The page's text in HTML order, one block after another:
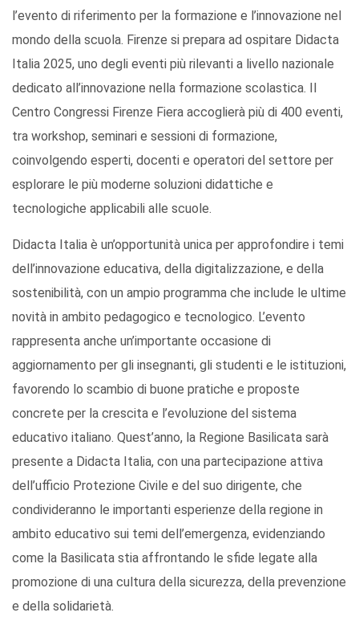
l’evento di riferimento per la formazione e l’innovazione nel
mondo della scuola. Firenze si prepara ad ospitare Didacta
Italia 2025, uno degli eventi più rilevanti a livello nazionale
dedicato all’innovazione nella formazione scolastica. Il
Centro Congressi Firenze Fiera accoglierà più di 400 eventi,
tra workshop, seminari e sessioni di formazione,
coinvolgendo esperti, docenti e operatori del settore per
esplorare le più moderne soluzioni didattiche e
tecnologiche applicabili alle scuole.
Didacta Italia è un’opportunità unica per approfondire i temi
dell’innovazione educativa, della digitalizzazione, e della
sostenibilità, con un ampio programma che include le ultime
novità in ambito pedagogico e tecnologico. L’evento
rappresenta anche un’importante occasione di
aggiornamento per gli insegnanti, gli studenti e le istituzioni,
favorendo lo scambio di buone pratiche e proposte
concrete per la crescita e l’evoluzione del sistema
educativo italiano. Quest’anno, la Regione Basilicata sarà
presente a Didacta Italia, con una partecipazione attiva
dell’ufficio Protezione Civile e del suo dirigente, che
condivideranno le importanti esperienze della regione in
ambito educativo sui temi dell’emergenza, evidenziando
come la Basilicata stia affrontando le sfide legate alla
promozione di una cultura della sicurezza, della prevenzione
e della solidarietà.